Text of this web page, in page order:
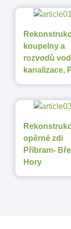
koupelny a
rozvodů
kanalizace,
opěrné zdi
Příbram-
Hory